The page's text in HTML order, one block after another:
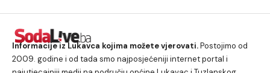
Informacije iz Lukavca kojima možete vjerovati.Postojimo od
2009. godine i od tada smo najposjećeniji internet portal i